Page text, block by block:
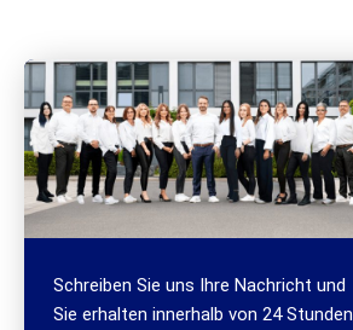
Schreiben Sie uns Ihre Nachricht und
Sie erhalten innerhalb von 24 Stunden